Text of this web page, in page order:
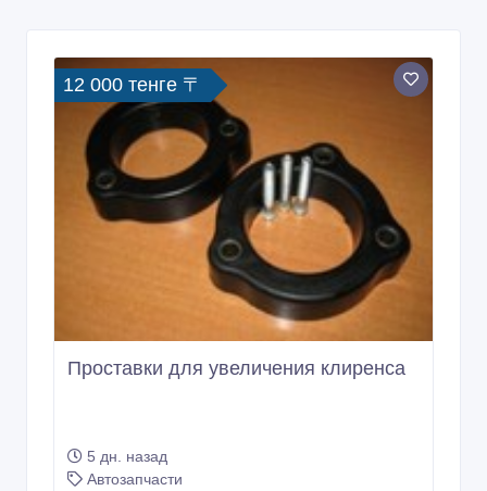
12 000 тенге 〒
Проставки для увеличения клиренса
5 дн. назад
Автозапчасти